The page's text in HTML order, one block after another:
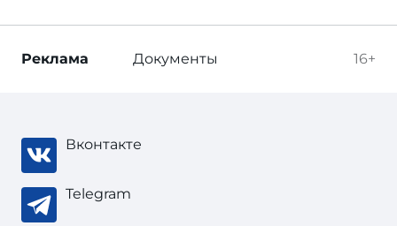
16+
Реклама Документы
Вконтакте
Telegram